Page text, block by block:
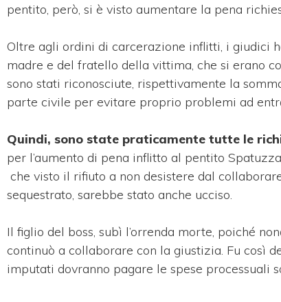
pentito, però, si è visto aumentare la pena
Oltre agli ordini di carcerazione inflitti, i giudici
madre e del fratello della vittima, che si erano
sono stati riconosciute, rispettivamente la
parte civile per evitare proprio problemi ad
Quindi, sono state praticamente tutte le
per l’aumento di pena inflitto al pentito
che visto il rifiuto a non desistere dal
sequestrato, sarebbe stato anche ucciso.
Il figlio del boss, subì l’orrenda morte, poiché
continuò a collaborare con la giustizia. Fu così
imputati dovranno pagare le spese processuali